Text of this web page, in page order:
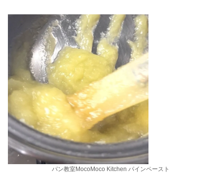
パン教室MocoMoco Kitchen パインペースト